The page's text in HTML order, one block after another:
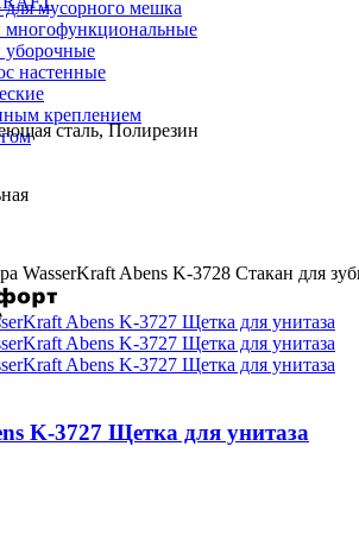
мусорного мешка
многофункциональные
уборочные
настенные
креплением
сталь, Полирезин
WasserKraft Abens K-3728 Стакан для
K-3727 Щетка для унитаза